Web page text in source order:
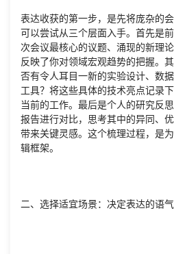
表达收获的第一步，是先将庞杂的
可以尝试从三个层面入手。首先是
次会议最核心的议题、涌现的新理
反映了你对领域宏观趋势的把握。
否有令人耳目一新的实验设计、数
工具？将这些具体的技术亮点记录
当前的工作。最后是个人的研究反
报告进行对比，思考其中的异同、
带来关键灵感。这个梳理过程，是
辑框架。
二、选择适宜场景：决定表达的语